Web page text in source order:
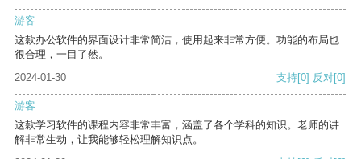
游客
这款办公软件的界面设计非常简洁，使用起来非常方便。功能的布局也
很合理，一目了然。
2024-01-30
支持[0] 反对[0]
游客
这款学习软件的课程内容非常丰富，涵盖了各个学科的知识。老师的讲
解非常生动，让我能够轻松理解知识点。